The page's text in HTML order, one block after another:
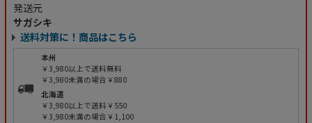
発送元
サガシキ
送料対策に！商品はこちら
本州
￥3,980以上で送料無料
￥3,980未満の場合￥880
北海道
￥3,980以上で送料￥550
￥3,980未満の場合￥1,100